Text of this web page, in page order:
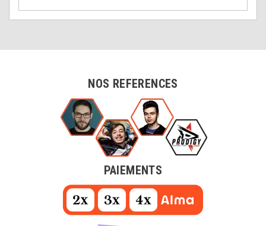
NOS REFERENCES
PAIEMENTS